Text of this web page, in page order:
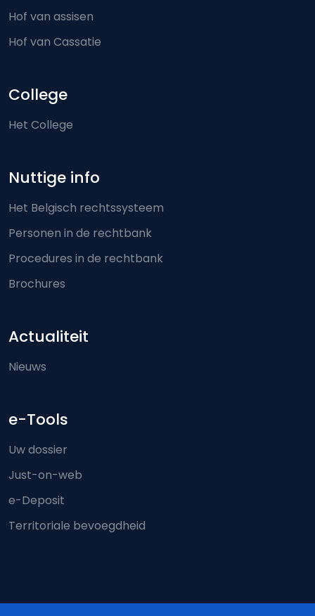
Hof van assisen
Hof van Cassatie
College
Het College
Nuttige info
Het Belgisch rechtssysteem
Personen in de rechtbank
Procedures in de rechtbank
Brochures
Actualiteit
Nieuws
e-Tools
Uw dossier
Just-on-web
e-Deposit
Territoriale bevoegdheid